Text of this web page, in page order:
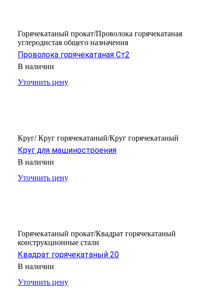
Горячекатаный прокат/Проволока горячекатаная
углеродистая общего назначения
Проволока горячекатаная Ст2
В наличии
Уточнить цену
Круг/ Круг горячекатаный/Круг горячекатаный
Круг для машиностроения
В наличии
Уточнить цену
Горячекатаный прокат/Квадрат горячекатаный
конструкционные стали
Квадрат горячекатаный 20
В наличии
Уточнить цену